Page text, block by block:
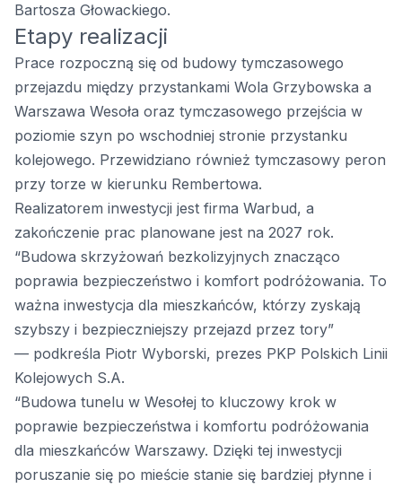
Bartosza Głowackiego.
Etapy realizacji
Prace rozpoczną się od budowy tymczasowego
przejazdu między przystankami Wola Grzybowska a
Warszawa Wesoła oraz tymczasowego przejścia w
poziomie szyn po wschodniej stronie przystanku
kolejowego. Przewidziano również tymczasowy peron
przy torze w kierunku Rembertowa.
Realizatorem inwestycji jest firma Warbud, a
zakończenie prac planowane jest na 2027 rok.
“Budowa skrzyżowań bezkolizyjnych znacząco
poprawia bezpieczeństwo i komfort podróżowania. To
ważna inwestycja dla mieszkańców, którzy zyskają
szybszy i bezpieczniejszy przejazd przez tory”
— podkreśla Piotr Wyborski, prezes PKP Polskich Linii
Kolejowych S.A.
“Budowa tunelu w Wesołej to kluczowy krok w
poprawie bezpieczeństwa i komfortu podróżowania
dla mieszkańców Warszawy. Dzięki tej inwestycji
poruszanie się po mieście stanie się bardziej płynne i